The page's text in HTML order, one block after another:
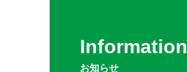
Information
お知らせ